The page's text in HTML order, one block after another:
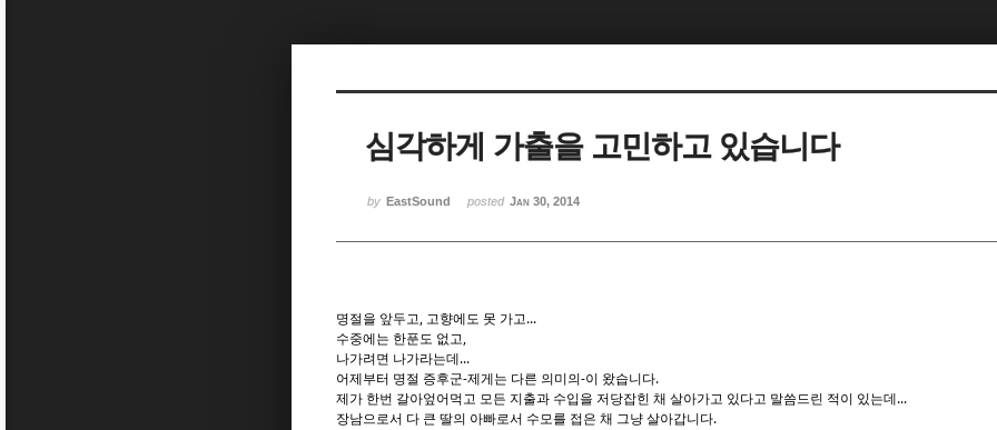
심각하게 가출을 고민하고 있습니다
by EastSound posted Jan 30, 2014
명절을 앞두고, 고향에도 못 가고...
수중에는 한푼도 없고,
나가려면 나가라는데...
어제부터 명절 증후군-제게는 다른 의미의-이 왔습니다.
제가 한번 갈아엎어먹고 모든 지출과 수입을 저당잡힌 채 살아가고 있다고 말씀드린 적이 있는데...
장남으로서 다 큰 딸의 아빠로서 수모를 접은 채 그냥 살아갑니다.
Sketchbook5, 스케치북5
Sketchbook5, 스케치북5
Sketchbook5, 스케치북5
Sketchbook5, 스케치북5